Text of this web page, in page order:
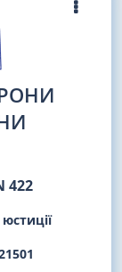
422